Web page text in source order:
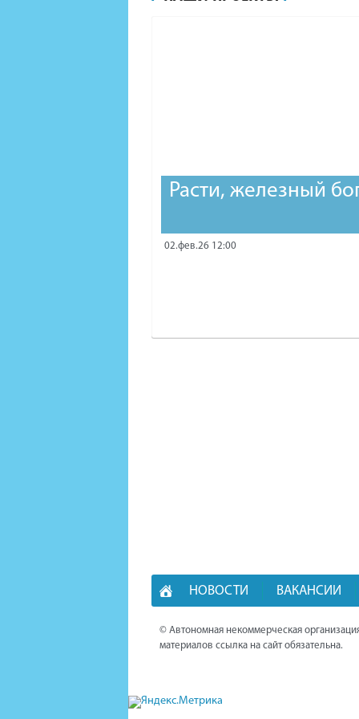
Расти, железный
02.фев.26 12:00
НОВОСТИ ВАКАНСИИ
© Автономная некоммерческая
материалов ссылка на сайт обязательна.